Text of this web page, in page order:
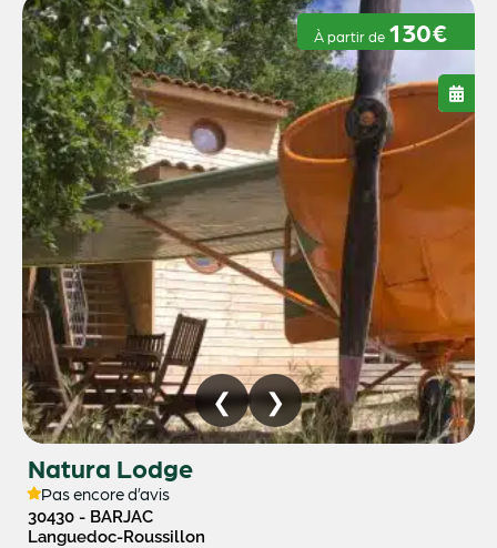
À partir de 130€
Natura Lodge
Pas encore d’avis
30430 - BARJAC
Languedoc-Roussillon